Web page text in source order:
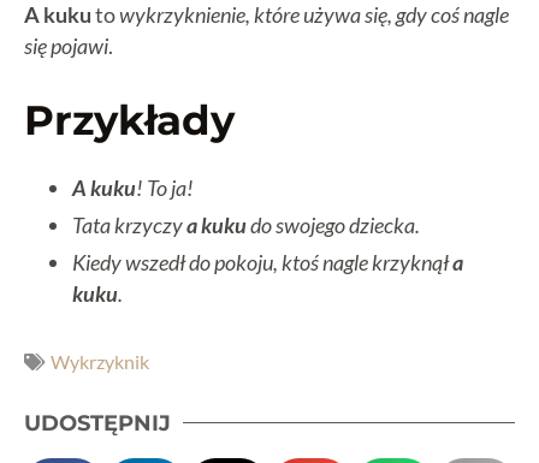
A kukutowykrzyknienie, które używa się, gdy coś nagle
się pojawi.
Przykłady
A kuku! To ja!
Tata krzyczya kukudo swojego dziecka.
Kiedy wszedł do pokoju, ktoś nagle krzyknąła
kuku.
Wykrzyknik
UDOSTĘPNIJ